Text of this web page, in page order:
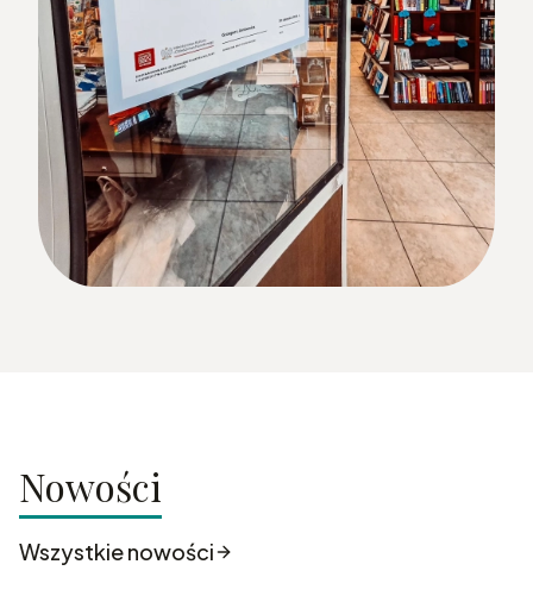
Nowości
Wszystkie nowości